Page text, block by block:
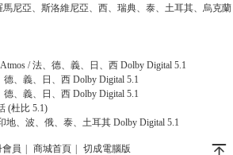
尼亞、斯洛維尼亞、西、瑞典、泰、土耳其、烏克蘭
/ 法、德、義、日、西 Dolby Digital 5.1
德、義、日、西 Dolby Digital 5.1
德、義、日、西 Dolby Digital 5.1
(杜比 5.1)
地、波、俄、泰、土耳其 Dolby Digital 5.1
會員 商城首頁 切成電腦版 󰄬